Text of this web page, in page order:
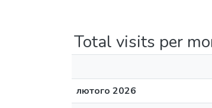
Total visits per
лютого 2026